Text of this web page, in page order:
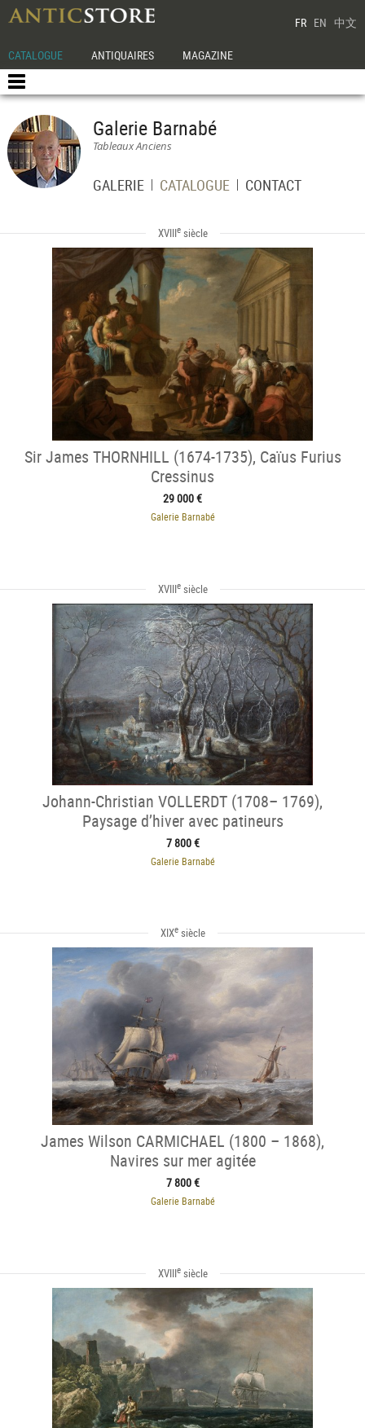
FR EN 中文
CATALOGUE ANTIQUAIRES MAGAZINE
Galerie Barnabé
Tableaux Anciens
GALERIE CATALOGUE CONTACT
XVIIIesiècle
Sir James THORNHILL (1674-1735), Caïus Furius
Cressinus
29 000 €
Galerie Barnabé
XVIIIesiècle
Johann-Christian VOLLERDT (1708– 1769),
Paysage d’hiver avec patineurs
7 800 €
Galerie Barnabé
XIXesiècle
James Wilson CARMICHAEL (1800 – 1868),
Navires sur mer agitée
7 800 €
Galerie Barnabé
XVIIIesiècle